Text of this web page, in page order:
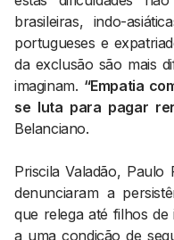
brasileiras, indo-
portugueses e
da exclusão são mais
imaginam. “Empatia
se luta para pagar
Belanciano.
Priscila Valadão, Paulo
denunciaram a
que relega até filhos
a uma condição de